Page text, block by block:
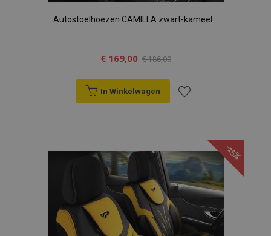
Autostoelhoezen CAMILLA zwart-kameel
€ 169,00 € 186,00
In Winkelwagen
aan
verlanglijst
-15%